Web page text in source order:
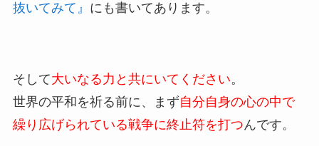
抜いてみて』 にも書いてあります。
そして大いなる力と共にいてください。
世界の平和を祈る前に、まず自分自身の心の中で
繰り広げられている戦争に終止符を打つんです。